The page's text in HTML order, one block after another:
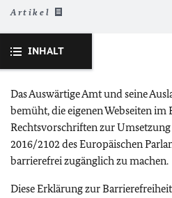
Artikel
INHALT
Das Auswärtige Amt und seine
bemüht, die eigenen Webseiten
Rechtsvorschriften zur
2016/2102 des Europäischen
barrierefrei zugänglich zu machen.
Diese Erklärung zur